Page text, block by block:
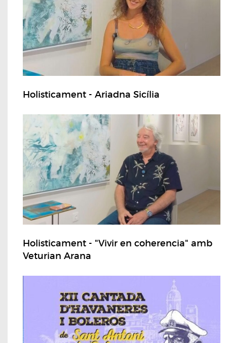
Holisticament - Ariadna Sicília
Holisticament - "Vivir en coherencia" amb
Veturian Arana